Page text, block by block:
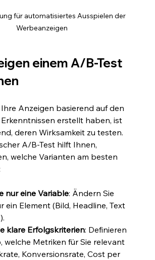
für automatisiertes Ausspielen der
Werbeanzeigen
einem A/B-Test
Anzeigen basierend auf den
erstellt haben, ist
deren Wirksamkeit zu testen.
A/B-Test hilft Ihnen,
welche Varianten am besten
nur eine Variable: Ändern Sie
ein Element (Bild, Headline, Text
klare Erfolgskriterien: Definieren
welche Metriken für Sie relevant
Konversionsrate, Cost per